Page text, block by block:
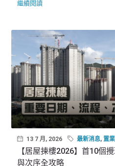
繼續閱讀
13 7 月, 2026 最新消息, 置
【居屋揀樓2026】首10個
與次序全攻略